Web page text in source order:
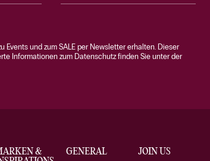
und zum SALE per Newsletter erhalten. Dieser
Informationen zum Datenschutz finden Sie unter der
&
GENERAL JOIN US